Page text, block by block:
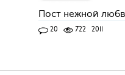
Пост нежной
20 722 2011